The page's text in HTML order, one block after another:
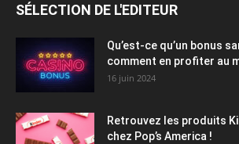
SÉLECTION DE L'EDITEUR
Qu’est-ce qu’un bonus
comment en profiter au
16 juin 2024
Retrouvez les produits
chez Pop’s America !